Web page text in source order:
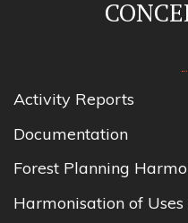
Activity Reports
Documentation
Forest Planning
Harmonisation of